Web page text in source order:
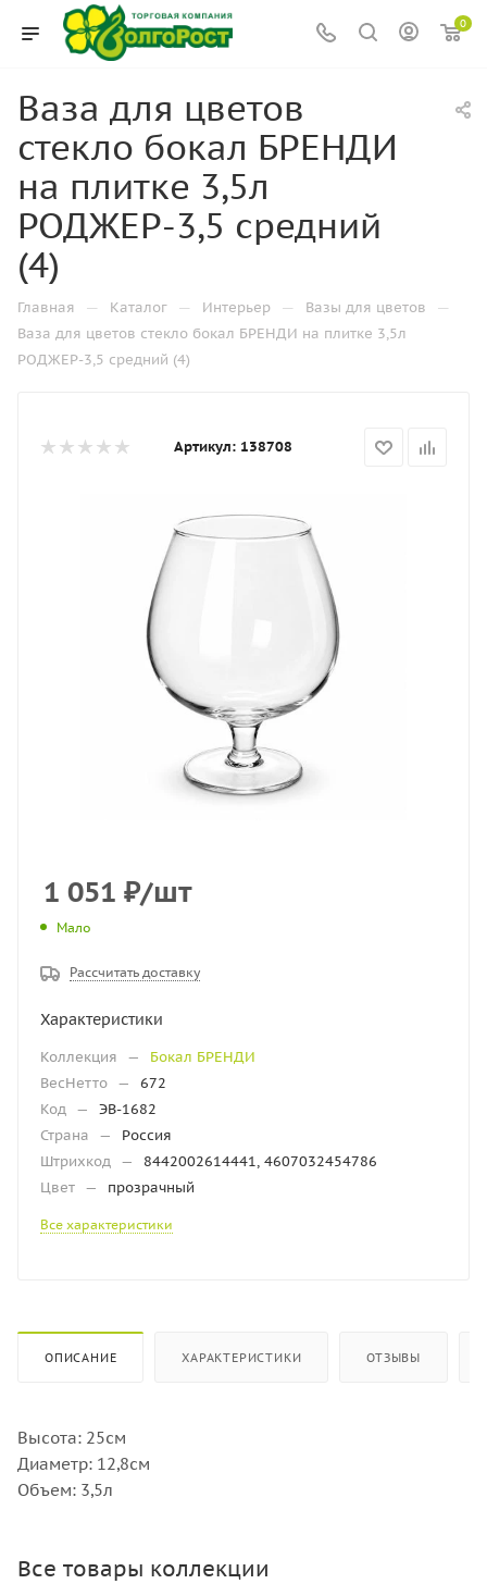
0
Ваза для цветов
стекло бокал БРЕНДИ
на плитке 3,5л
РОДЖЕР-3,5 средний
(4)
Главная — Каталог — Интерьер — Вазы для цветов —
Ваза для цветов стекло бокал БРЕНДИ на плитке 3,5л
РОДЖЕР-3,5 средний (4)
Артикул: 138708
1 051 ₽/шт
Мало
Рассчитать доставку
Характеристики
Коллекция —
Бокал БРЕНДИ
ВесНетто —
672
Код —
ЭВ-1682
Страна
—
Россия
Штрихкод —
8442002614441, 4607032454786
Цвет — прозрачный
Все характеристики
ОПИСАНИЕ ХАРАКТЕРИСТИКИ ОТЗЫВЫ
Высота: 25см
Диаметр: 12,8см
Объем: 3,5л
Все товары коллекции